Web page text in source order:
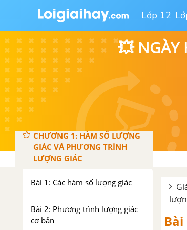
Lớp 12
💥 NGÀY
ĐẠI SỐ VÀ GIẢI TÍCH - SBT TOÁN 11 NÂNG CAO
CHƯƠNG 1: HÀM SỐ LƯỢNG
GIÁC VÀ PHƯƠNG TRÌNH
LƯỢNG GIÁC
Bài 1: Các hàm số lượng giác
Bài 2: Phương trình lượng giác
cơ bản